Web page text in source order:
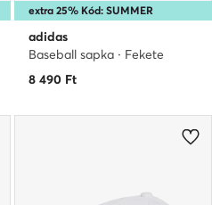
extra 25% Kód: SUMMER
adidas
Baseball sapka · Fekete
8 490 Ft